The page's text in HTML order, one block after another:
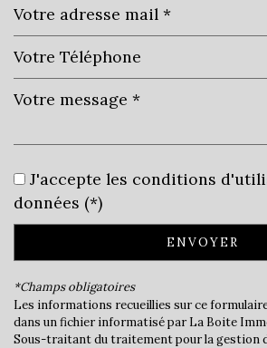
Bar
Cinéma
Collège
École maternelle
École primaire
J'accepte les conditions
données (*)
ENVOYER
*Champs obligatoires
Les informations recueillies sur ce
dans un fichier informatisé par La Boite
Sous-traitant du traitement pour la gestion